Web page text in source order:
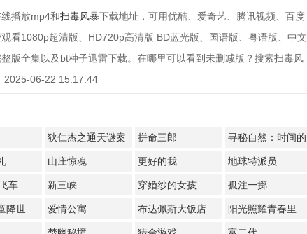
播放mp4和扫毒风暴下载地址，可用优酷、爱奇艺、腾讯视频、百度
看1080p超清版、HD720p高清版 BD蓝光版、国语版、粤语版、中文
版全集以及bt种子迅雷下载。在哪里可以看到未删减版？搜索扫毒风
2025-06-22 15:17:44
狄仁杰之通天谜案 拼命三郎
寻秘自然：时间的
形状
山庄惊魂 更好的我 地球特派员
车 新三峡 穿婚纱的女孩 孤注一掷
降世 爱情公寓 布达佩斯大饭店 阳光照耀青春里